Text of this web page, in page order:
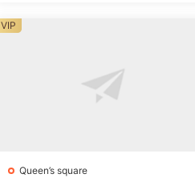
Queen’s square
VIP